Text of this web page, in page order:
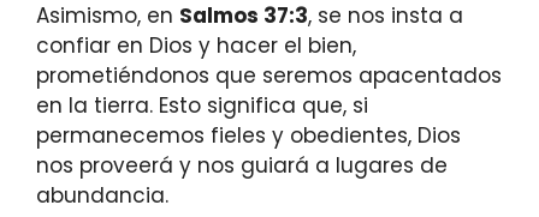
Asimismo, en Salmos 37:3, se nos insta a
confiar en Dios y hacer el bien,
prometiéndonos que seremos apacentados
en la tierra. Esto significa que, si
permanecemos fieles y obedientes, Dios
nos proveerá y nos guiará a lugares de
abundancia.